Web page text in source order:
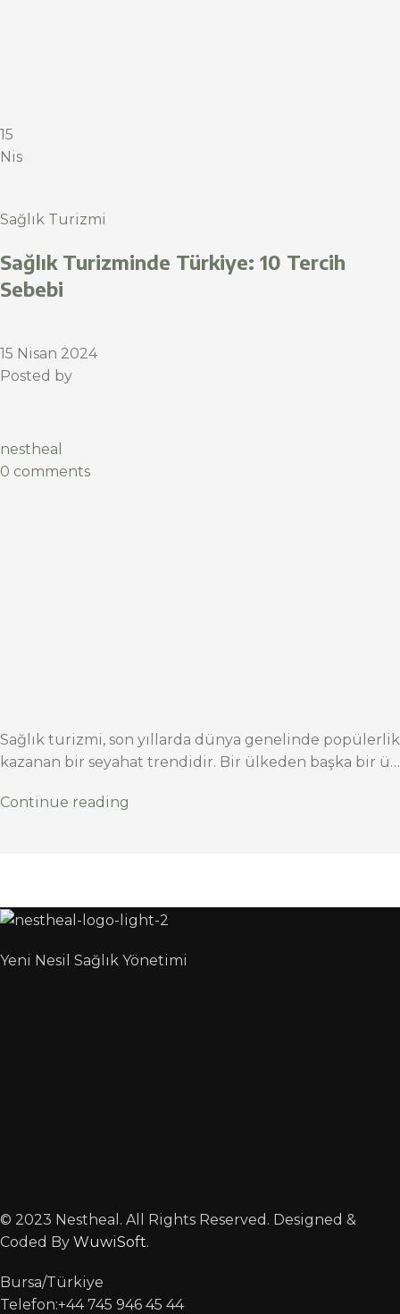
15
Nis
Sağlık Turizmi
Sağlık Turizminde Türkiye: 10 Tercih
Sebebi
15 Nisan 2024
Posted by
nestheal
0 comments
Sağlık turizmi, son yıllarda dünya genelinde popülerlik
kazanan bir seyahat trendidir. Bir ülkeden başka bir ü…
Continue reading
Yeni Nesil Sağlık Yönetimi
© 2023 Nestheal. All Rights Reserved. Designed &
Coded By WuwiSoft.
Bursa/Türkiye
Telefon:+44 745 946 45 44